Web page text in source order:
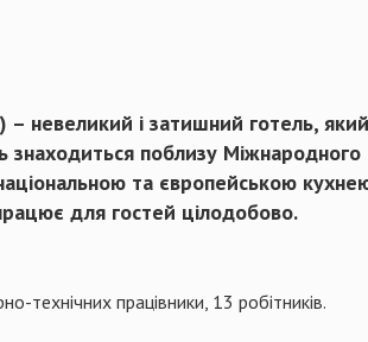
– невеликий і затишний готель,
знаходиться поблизу Міжнародного
та європейською
для гостей цілодобово.
технічних працівники, 13 робітників.